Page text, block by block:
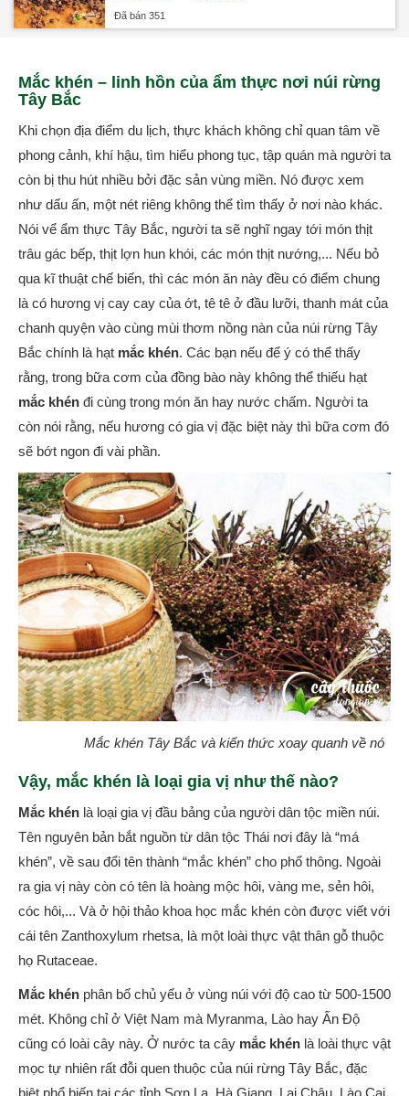
Đã bán 351
Mắc khén – linh hồn của ẩm thực nơi núi rừng
Tây Bắc
Khi chọn địa điểm du lịch, thực khách không chỉ quan tâm về
phong cảnh, khí hậu, tìm hiểu phong tục, tập quán mà người ta
còn bị thu hút nhiều bởi đặc sản vùng miền. Nó được xem
như dấu ấn, một nét riêng không thể tìm thấy ở nơi nào khác.
Nói vể ẩm thực Tây Bắc, người ta sẽ nghĩ ngay tới món thịt
trâu gác bếp, thịt lợn hun khói, các món thịt nướng,... Nếu bỏ
qua kĩ thuật chế biến, thì các món ăn này đều có điểm chung
là có hương vị cay cay của ớt, tê tê ở đầu lưỡi, thanh mát của
chanh quyện vào cùng mùi thơm nồng nàn của núi rừng Tây
Bắc chính là hạt mắc khén. Các bạn nếu để ý có thể thấy
rằng, trong bữa cơm của đồng bào này không thể thiếu hạt
mắc khén đi cùng trong món ăn hay nước chấm. Người ta
còn nói rằng, nếu hương có gia vị đặc biệt này thì bữa cơm đó
sẽ bớt ngon đi vài phần.
Mắc khén Tây Bắc và kiến thức xoay quanh về nó
Vậy, mắc khén là loại gia vị như thế nào?
Mắc khén là loại gia vị đầu bảng của người dân tộc miền núi.
Tên nguyên bản bắt nguồn từ dân tộc Thái nơi đây là “má
khén”, về sau đổi tên thành “mắc khén” cho phổ thông. Ngoài
ra gia vị này còn có tên là hoàng mộc hôi, vàng me, sẻn hôi,
cóc hôi,... Và ở hội thảo khoa học mắc khén còn được viết với
cái tên Zanthoxylum rhetsa, là một loài thực vật thân gỗ thuộc
họ Rutaceae.
Mắc khén phân bố chủ yếu ở vùng núi với độ cao từ 500-1500
mét. Không chỉ ở Việt Nam mà Myranma, Lào hay Ấn Độ
cũng có loài cây này. Ở nước ta cây mắc khén là loài thực vật
mọc tự nhiên rất đỗi quen thuộc của núi rừng Tây Bắc, đặc
biệt phổ biến tại các tỉnh Sơn La, Hà Giang, Lai Châu, Lào Cai,